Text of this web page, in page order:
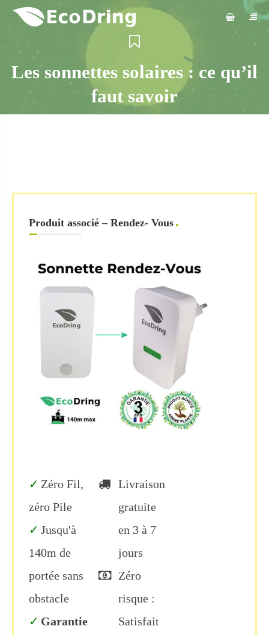
Les sonnettes solaires : ce qu’il
faut savoir
Produit associé – Rendez- Vous
Zéro Fil,
zéro Pile
Jusqu'à
140m de
portée sans
obstacle
Garantie
Livraison
gratuite
en 3 à 7
jours
Zéro
risque :
Satisfait